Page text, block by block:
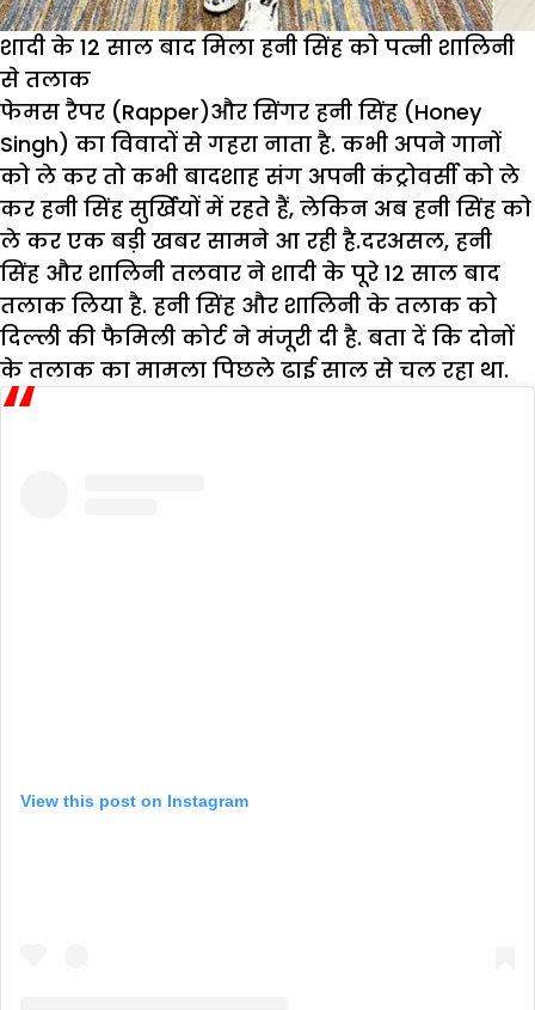
शादी के 12 साल बाद मिला हनी सिंह को पत्नी शालिनी
से तलाक
फेमस रैपर (Rapper)और सिंगर हनी सिंह (Honey
Singh) का विवादों से गहरा नाता है. कभी अपने गानों
को ले कर तो कभी बादशाह संग अपनी कंट्रोवर्सी को ले
कर हनी सिंह सुर्खियों में रहते हैं, लेकिन अब हनी सिंह को
ले कर एक बड़ी खबर सामने आ रही है.दरअसल, हनी
सिंह और शालिनी तलवार ने शादी के पूरे 12 साल बाद
तलाक लिया है. हनी सिंह और शालिनी के तलाक को
दिल्ली की फैमिली कोर्ट ने मंजूरी दी है. बता दें कि दोनों
के तलाक का मामला पिछले ढाई साल से चल रहा था.
View this post on Instagram